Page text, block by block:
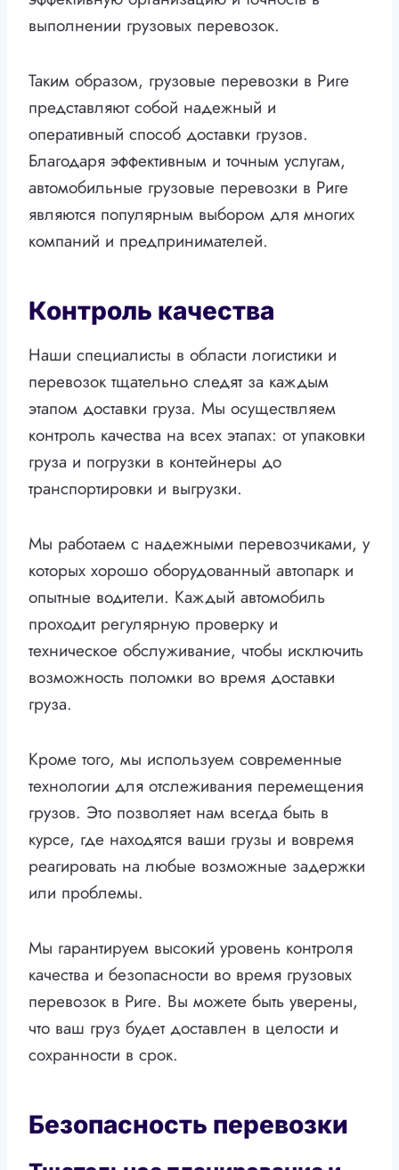
выполнении грузовых перевозок.
Таким образом, грузовые перевозки в Риге
представляют собой надежный и
оперативный способ доставки грузов.
Благодаря эффективным и точным услугам,
автомобильные грузовые перевозки в Риге
являются популярным выбором для многих
компаний и предпринимателей.
Контроль качества
Наши специалисты в области логистики и
перевозок тщательно следят за каждым
этапом доставки груза. Мы осуществляем
контроль качества на всех этапах: от упаковки
груза и погрузки в контейнеры до
транспортировки и выгрузки.
Мы работаем с надежными перевозчиками, у
которых хорошо оборудованный автопарк и
опытные водители. Каждый автомобиль
проходит регулярную проверку и
техническое обслуживание, чтобы исключить
возможность поломки во время доставки
груза.
Кроме того, мы используем современные
технологии для отслеживания перемещения
грузов. Это позволяет нам всегда быть в
курсе, где находятся ваши грузы и вовремя
реагировать на любые возможные задержки
или проблемы.
Мы гарантируем высокий уровень контроля
качества и безопасности во время грузовых
перевозок в Риге. Вы можете быть уверены,
что ваш груз будет доставлен в целости и
сохранности в срок.
Безопасность перевозки